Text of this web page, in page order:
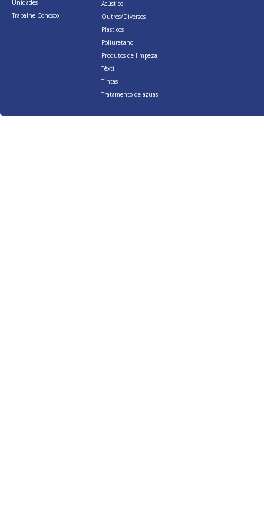
Unidades
Trabalhe Conosco
Acústico
Outros/Diversos
Plásticos
Poliuretano
Produtos de limpeza
Têxtil
Tintas
Tratamento de águas